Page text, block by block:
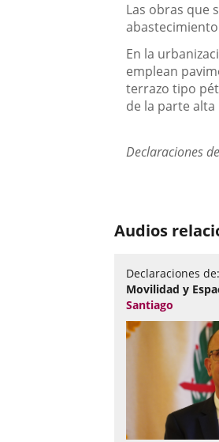
Las obras que
En la
emplean
terrazo tipo
de la parte
Declaraciones
Audios
Declaraciones
Movilidad y
Santiago